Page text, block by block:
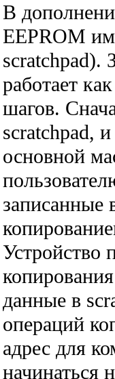
В
EEPROM
scratchpad).
работает
шагов.
scratchpad,
основной
записанные
Устройство
данные в
операций
адрес для
начинаться